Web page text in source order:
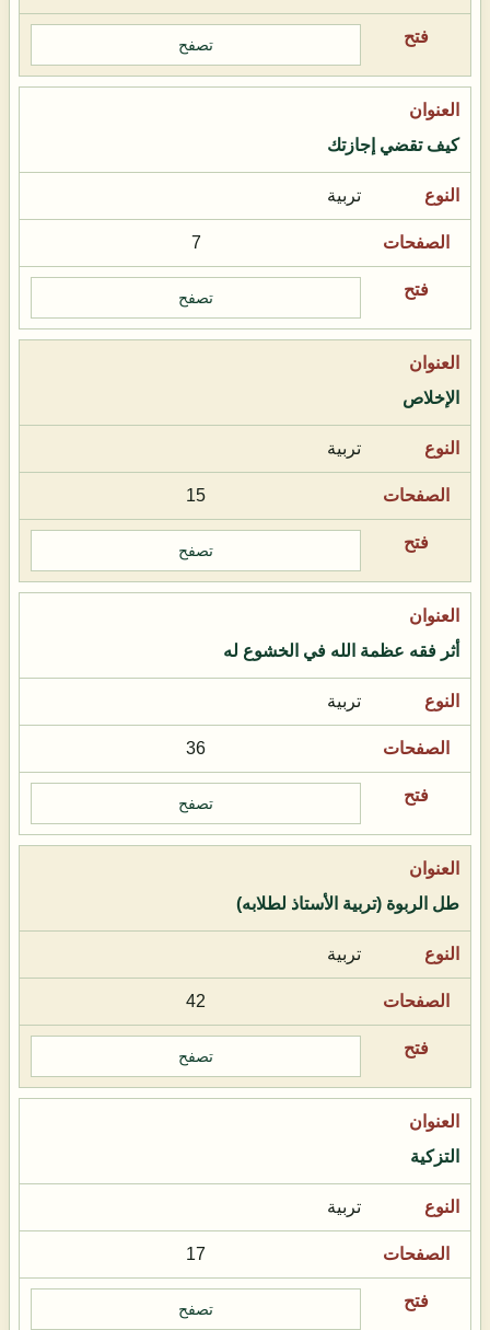
تصفح
كيف تقضي إجازتك
تربية
7
تصفح
الإخلاص
تربية
15
تصفح
أثر فقه عظمة الله في الخشوع له
تربية
36
تصفح
طل الربوة (تربية الأستاذ لطلابه)
تربية
42
تصفح
التزكية
تربية
17
تصفح